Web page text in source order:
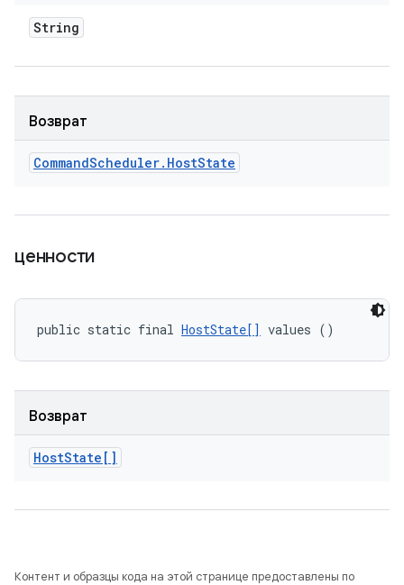
String
Возврат
CommandScheduler. HostState
ценности
public static final HostState[] values ()
Возврат
HostState[]
Контент и образцы кода на этой странице предоставлены по